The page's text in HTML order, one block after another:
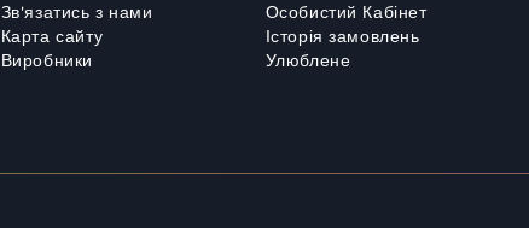
Зв'язатись з нами
Карта сайту
Виробники
Особистий Кабінет
Історія замовлень
Улюблене